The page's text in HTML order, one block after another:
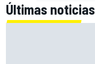
Últimas noticias